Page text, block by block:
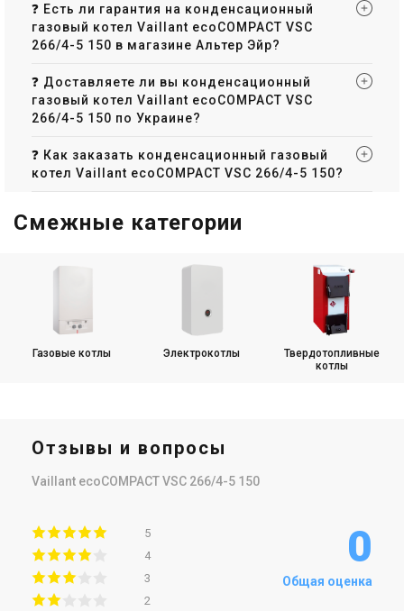
❓ Есть ли гарантия на конденсационный
газовый котел Vaillant ecoCOMPACT VSC
266/4-5 150 в магазине Альтер Эйр?
❓ Доставляете ли вы конденсационный
газовый котел Vaillant ecoCOMPACT VSC
266/4-5 150 по Украине?
❓ Как заказать конденсационный газовый
котел Vaillant ecoCOMPACT VSC 266/4-5 150?
Смежные категории
Газовые котлы Электрокотлы
Твердотопливные
котлы
Отзывы и вопросы
Vaillant ecoCOMPACT VSC 266/4-5 150
5
4
3
2
0
Общая оценка